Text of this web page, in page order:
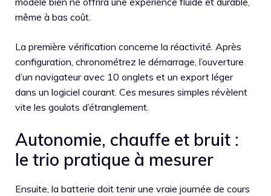
même à bas coût.
La première vérification concerne la réactivité. Après
configuration, chronométrez le démarrage, l’ouverture
d’un navigateur avec 10 onglets et un export léger
dans un logiciel courant. Ces mesures simples révèlent
vite les goulots d’étranglement.
Autonomie, chauffe et bruit :
le trio pratique à mesurer
Ensuite, la batterie doit tenir une vraie journée de cours